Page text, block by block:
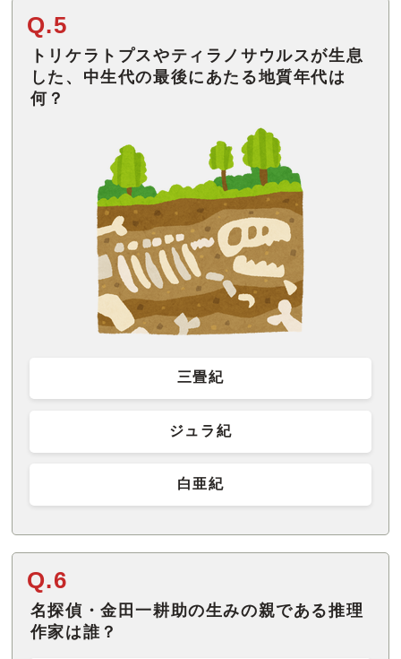
Q.5
トリケラトプスやティラノサウルスが生息
した、中生代の最後にあたる地質年代は
何？
三畳紀
ジュラ紀
白亜紀
Q.6
名探偵・金田一耕助の生みの親である推理
作家は誰？